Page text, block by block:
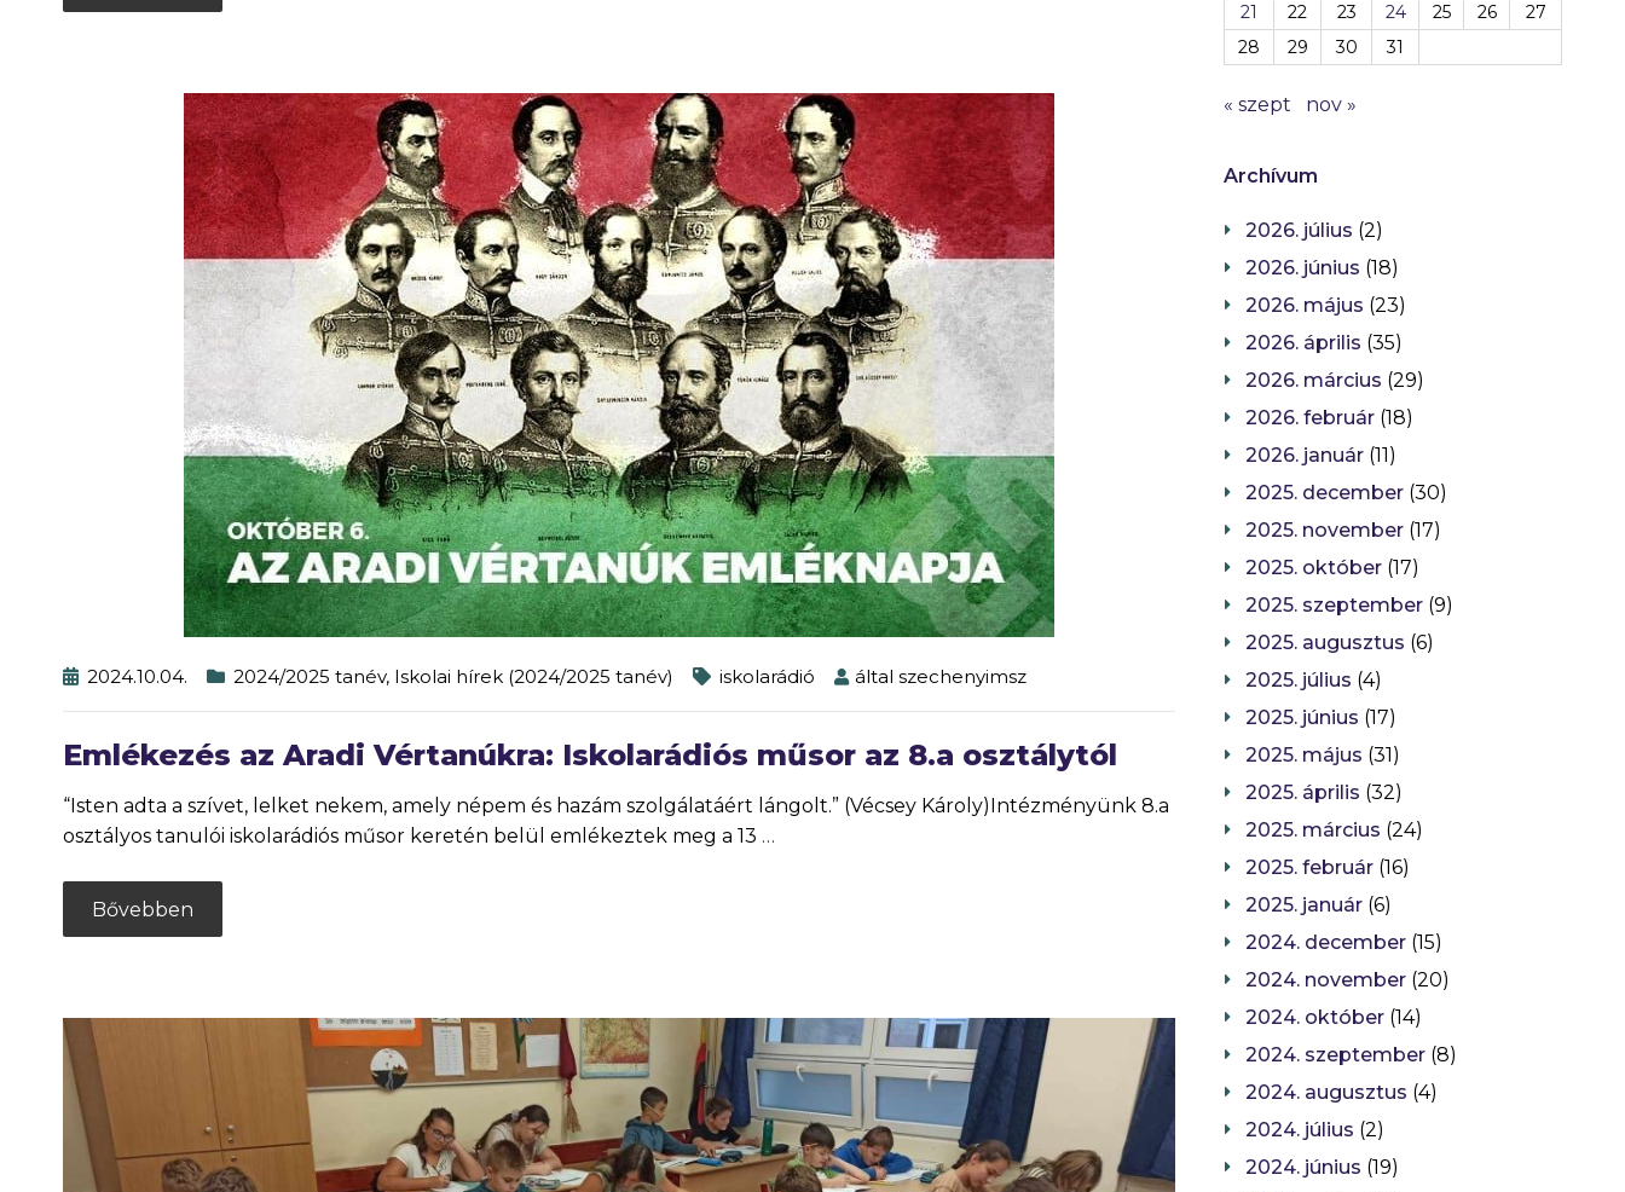
2024.10.04. 2024/2025 tanév, Iskolai hírek (2024/2025 tanév) iskolarádió által szechenyimsz
Emlékezés az Aradi Vértanúkra: Iskolarádiós műsor az 8.a osztálytól
“Isten adta a szívet, lelket nekem, amely népem és hazám szolgálatáért lángolt.” (Vécsey Károly)Intézményünk 8.a
osztályos tanulói iskolarádiós műsor keretén belül emlékeztek meg a 13 …
Bővebben
21
22 23 24 25 26
27
28
29 30 31
« szept nov »
Archívum
2026. július (2)
2026. június (18)
2026. május (23)
2026. április (35)
2026. március (29)
2026. február (18)
2026. január (11)
2025. december (30)
2025. november (17)
2025. október (17)
2025. szeptember (9)
2025. augusztus (6)
2025. július (4)
2025. június (17)
2025. május (31)
2025. április (32)
2025. március (24)
2025. február (16)
2025. január (6)
2024. december (15)
2024. november (20)
2024. október (14)
2024. szeptember (8)
2024. augusztus (4)
2024. július (2)
2024. június (19)